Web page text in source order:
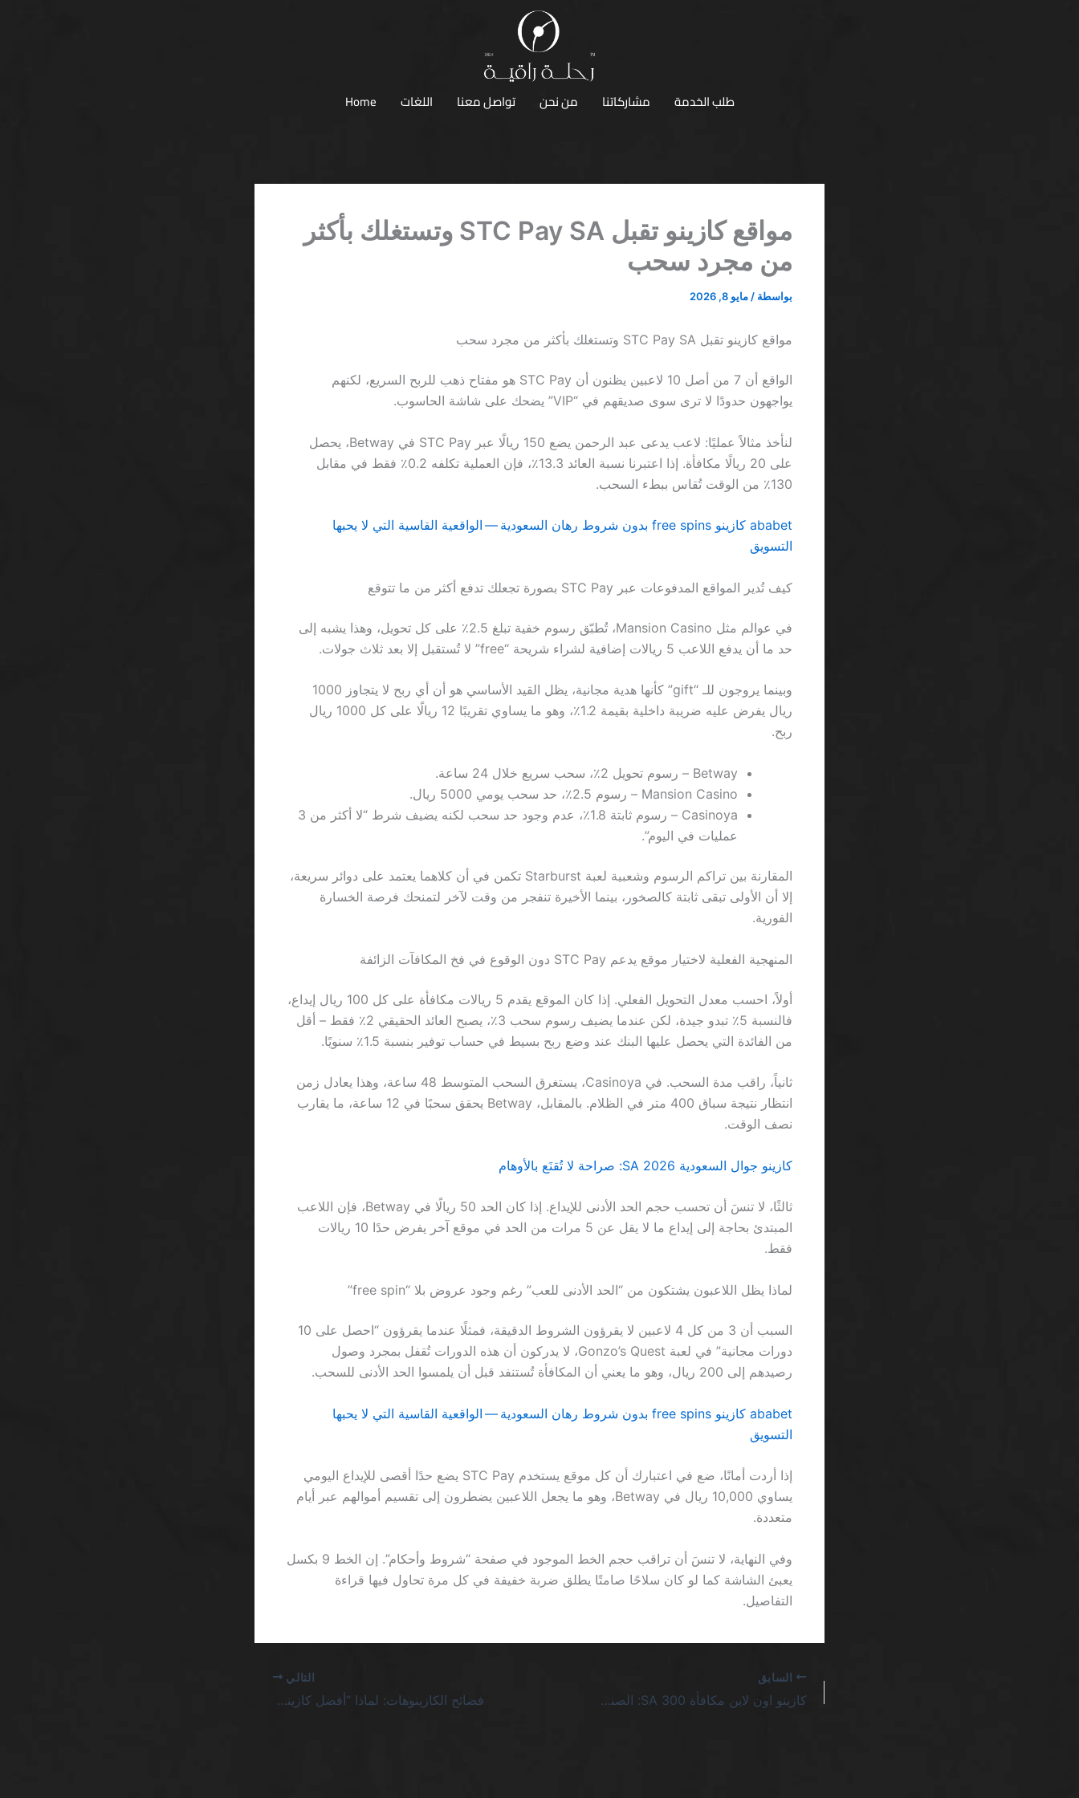
طلب الخدمة مشاركاتنا من نحن تواصل معنا اللغات Home
مواقع كازينو تقبل STC Pay SA وتستغلك بأكثر
من مجرد سحب
بواسطة / مايو 8, 2026
مواقع كازينو تقبل STC Pay SA وتستغلك بأكثر من مجرد سحب
الواقع أن 7 من أصل 10 لاعبين يظنون أن STC Pay هو مفتاح ذهب للربح السريع، لكنهم
يواجهون حدودًا لا ترى سوى صديقهم في “VIP” يضحك على شاشة الحاسوب.
لنأخذ مثالاً عمليًا: لاعب يدعى عبد الرحمن يضع 150 ريالًا عبر STC Pay في Betway، يحصل
على 20 ريالًا مكافأة. إذا اعتبرنا نسبة العائد 13.3٪، فإن العملية تكلفه 0.2٪ فقط في مقابل
130٪ من الوقت تُقاس ببطء السحب.
ababet كازينو free spins بدون شروط رهان السعودية — الواقعية القاسية التي لا يحبها
التسويق
كيف تُدير المواقع المدفوعات عبر STC Pay بصورة تجعلك تدفع أكثر من ما تتوقع
في عوالم مثل Mansion Casino، تُطبّق رسوم خفية تبلغ 2.5٪ على كل تحويل، وهذا يشبه إلى
حد ما أن يدفع اللاعب 5 ريالات إضافية لشراء شريحة “free” لا تُستقبل إلا بعد ثلاث جولات.
وبينما يروجون للـ “gift” كأنها هدية مجانية، يظل القيد الأساسي هو أن أي ربح لا يتجاوز 1000
ريال يفرض عليه ضريبة داخلية بقيمة 1.2٪، وهو ما يساوي تقريبًا 12 ريالًا على كل 1000 ريال
ربح.
Betway – رسوم تحويل 2٪، سحب سريع خلال 24 ساعة.
Mansion Casino – رسوم 2.5٪، حد سحب يومي 5000 ريال.
Casinoya – رسوم ثابتة 1.8٪، عدم وجود حد سحب لكنه يضيف شرط “لا أكثر من 3
عمليات في اليوم”.
المقارنة بين تراكم الرسوم وشعبية لعبة Starburst تكمن في أن كلاهما يعتمد على دوائر سريعة،
إلا أن الأولى تبقى ثابتة كالصخور، بينما الأخيرة تنفجر من وقت لآخر لتمنحك فرصة الخسارة
الفورية.
المنهجية الفعلية لاختيار موقع يدعم STC Pay دون الوقوع في فخ المكافآت الزائفة
أولاً، احسب معدل التحويل الفعلي. إذا كان الموقع يقدم 5 ريالات مكافأة على كل 100 ريال إيداع،
فالنسبة 5٪ تبدو جيدة، لكن عندما يضيف رسوم سحب 3٪، يصبح العائد الحقيقي 2٪ فقط – أقل
من الفائدة التي يحصل عليها البنك عند وضع ربح بسيط في حساب توفير بنسبة 1.5٪ سنويًا.
ثانياً، راقب مدة السحب. في Casinoya، يستغرق السحب المتوسط 48 ساعة، وهذا يعادل زمن
انتظار نتيجة سباق 400 متر في الظلام. بالمقابل، Betway يحقق سحبًا في 12 ساعة، ما يقارب
نصف الوقت.
كازينو جوال السعودية 2026 SA: صراحة لا تُقنَع بالأوهام
ثالثًا، لا تنسَ أن تحسب حجم الحد الأدنى للإيداع. إذا كان الحد 50 ريالًا في Betway، فإن اللاعب
المبتدئ بحاجة إلى إيداع ما لا يقل عن 5 مرات من الحد في موقع آخر يفرض حدًا 10 ريالات
فقط.
لماذا يظل اللاعبون يشتكون من “الحد الأدنى للعب” رغم وجود عروض بلا “free spin”
السبب أن 3 من كل 4 لاعبين لا يقرؤون الشروط الدقيقة، فمثلًا عندما يقرؤون “احصل على 10
دورات مجانية” في لعبة Gonzo’s Quest، لا يدركون أن هذه الدورات تُقفل بمجرد وصول
رصيدهم إلى 200 ريال، وهو ما يعني أن المكافأة تُستنفد قبل أن يلمسوا الحد الأدنى للسحب.
ababet كازينو free spins بدون شروط رهان السعودية — الواقعية القاسية التي لا يحبها
التسويق
إذا أردت أمانًا، ضع في اعتبارك أن كل موقع يستخدم STC Pay يضع حدًا أقصى للإيداع اليومي
يساوي 10,000 ريال في Betway، وهو ما يجعل اللاعبين يضطرون إلى تقسيم أموالهم عبر أيام
متعددة.
وفي النهاية، لا تنسَ أن تراقب حجم الخط الموجود في صفحة “شروط وأحكام”. إن الخط 9 بكسل
يعبئ الشاشة كما لو كان سلاحًا صامتًا يطلق ضربة خفيفة في كل مرة تحاول فيها قراءة
التفاصيل.
السابق
كازينو اون لاين مكافأة 300 SA: الصندوق الأسود للمسوقين الحريصين على حسابك
التالي
فضائح الكازينوهات: لماذا “أفضل كازينوهات سلوتس كلاسيكية اون لاين السعودية” ليست سوى غطاء للرشوة